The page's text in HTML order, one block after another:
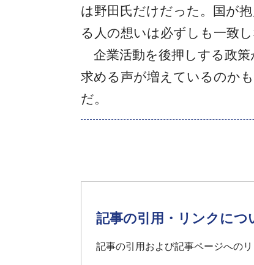
は野田氏だけだった。国が
る人の想いは必ずしも一致
企業活動を後押しする政策
求める声が増えているのか
だ。
記事の引用・リンクにつ
記事の引用および記事ページへの